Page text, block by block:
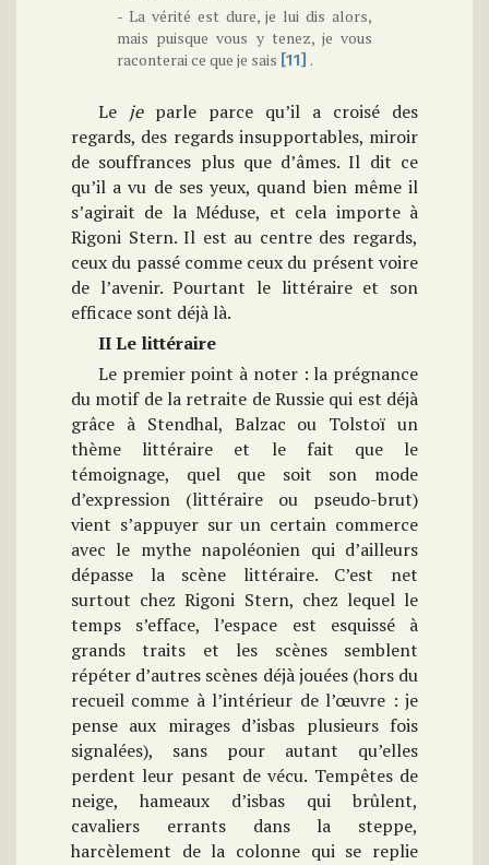
- La vérité est dure, je lui dis alors,
mais puisque vous y tenez, je vous
raconterai ce que je sais [11] .
Le jeparle parce qu’il a croisé des
regards, des regards insupportables, miroir
de souffrances plus que d’âmes. Il dit ce
qu’il a vu de ses yeux, quand bien même il
s’agirait de la Méduse, et cela importe à
Rigoni Stern. Il est au centre des regards,
ceux du passé comme ceux du présent voire
de l’avenir. Pourtant le littéraire et son
efficace sont déjà là.
II Le littéraire
Le premier point à noter : la prégnance
du motif de la retraite de Russie qui est déjà
grâce à Stendhal, Balzac ou Tolstoï un
thème littéraire et le fait que le
témoignage, quel que soit son mode
d’expression (littéraire ou pseudo-brut)
vient s’appuyer sur un certain commerce
avec le mythe napoléonien qui d’ailleurs
dépasse la scène littéraire. C’est net
surtout chez Rigoni Stern, chez lequel le
temps s’efface, l’espace est esquissé à
grands traits et les scènes semblent
répéter d’autres scènes déjà jouées (hors du
recueil comme à l’intérieur de l’œuvre : je
pense aux mirages d’isbas plusieurs fois
signalées), sans pour autant qu’elles
perdent leur pesant de vécu. Tempêtes de
neige, hameaux d’isbas qui brûlent,
cavaliers errants dans la steppe,
harcèlement de la colonne qui se replie